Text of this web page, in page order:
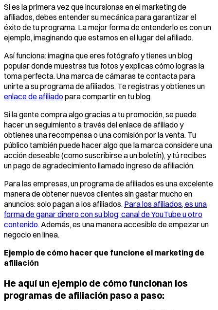
Si es la primera vez que incursionas en el marketing de
afiliados, debes entender su mecánica para garantizar el
éxito de tu programa. La mejor forma de entenderlo es con un
ejemplo, imaginando que estamos en el lugar del afiliado.
Así funciona: imagina que eres fotógrafo y tienes un blog
popular donde muestras tus fotos y explicas cómo logras la
toma perfecta. Una marca de cámaras te contacta para
unirte a su programa de afiliados. Te registras y obtienes un
enlace de afiliado para compartir en tu blog.
Si la gente compra algo gracias a tu promoción, se puede
hacer un seguimiento a través del enlace de afiliado y
obtienes una recompensa o una comisión por la venta. Tu
público también puede hacer algo que la marca considere una
acción deseable (como suscribirse a un boletín), y tú recibes
un pago de agradecimiento llamado ingreso de afiliación.
Para las empresas, un programa de afiliados es una excelente
manera de obtener nuevos clientes sin gastar mucho en
anuncios: solo pagan a los afiliados. Para los afiliados, es una
forma de ganar dinero con su blog, canal de YouTube u otro
contenido. Además, es una manera accesible de empezar un
negocio en línea.
Ejemplo de cómo hacer que funcione el marketing de
afiliación
He aquí un ejemplo de cómo funcionan los
programas de afiliación paso a paso: